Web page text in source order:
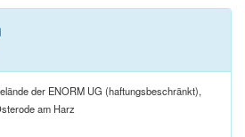
der ENORM UG (haftungsbeschränkt),
am Harz